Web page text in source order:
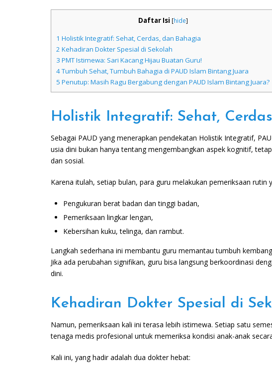
Daftar Isi [hide]
1 Holistik Integratif: Sehat, Cerdas, dan Bahagia
2 Kehadiran Dokter Spesial di Sekolah
3 PMT Istimewa: Sari Kacang Hijau Buatan Guru!
4Tumbuh Sehat, Tumbuh Bahagia di PAUD Islam Bintang Juara
5 Penutup: Masih Ragu Bergabung dengan PAUD Islam Bintang Juara?
Holistik Integratif: Sehat,
Sebagai PAUD yang menerapkan pendekatan Holistik Integratif,
usia dini bukan hanya tentang mengembangkan aspek kognitif,
dan sosial.
Karena itulah, setiap bulan, para guru melakukan pemeriksaan rutin
Pengukuran berat badan dan tinggi badan,
Pemeriksaan lingkar lengan,
Kebersihan kuku, telinga, dan rambut.
Langkah sederhana ini membantu guru memantau tumbuh
Jika ada perubahan signifikan, guru bisa langsung berkoordinasi
dini.
Kehadiran Dokter Spesial di
Namun, pemeriksaan kali ini terasa lebih istimewa. Setiap satu
tenaga medis profesional untuk memeriksa kondisi anak-anak
Kali ini, yang hadir adalah dua dokter hebat: